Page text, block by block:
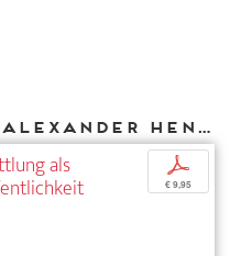
Weitere Texte von Alexander Henschel bei DIAPHANES
als p
€ 9,95